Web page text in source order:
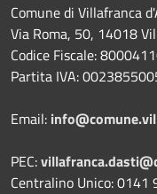
Comune di Villafranca
Via Roma, 50, 14018
Codice Fiscale:
Partita IVA:
Email:
PEC:
Centralino Unico: 0141